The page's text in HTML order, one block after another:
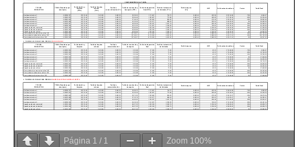
Página 1 / 1 Zoom 100%